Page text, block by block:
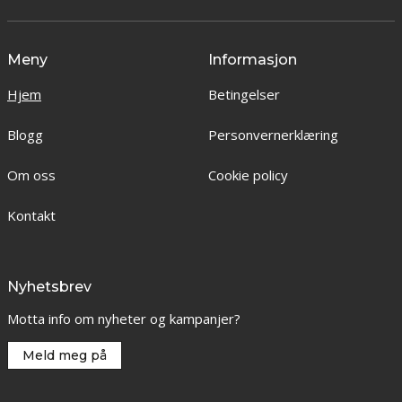
Meny
Hjem
Blogg
Om oss
Kontakt
Informasjon
Betingelser
Personvernerklæring
Cookie policy
Nyhetsbrev
Motta info om nyheter og kampanjer?
Meld meg på